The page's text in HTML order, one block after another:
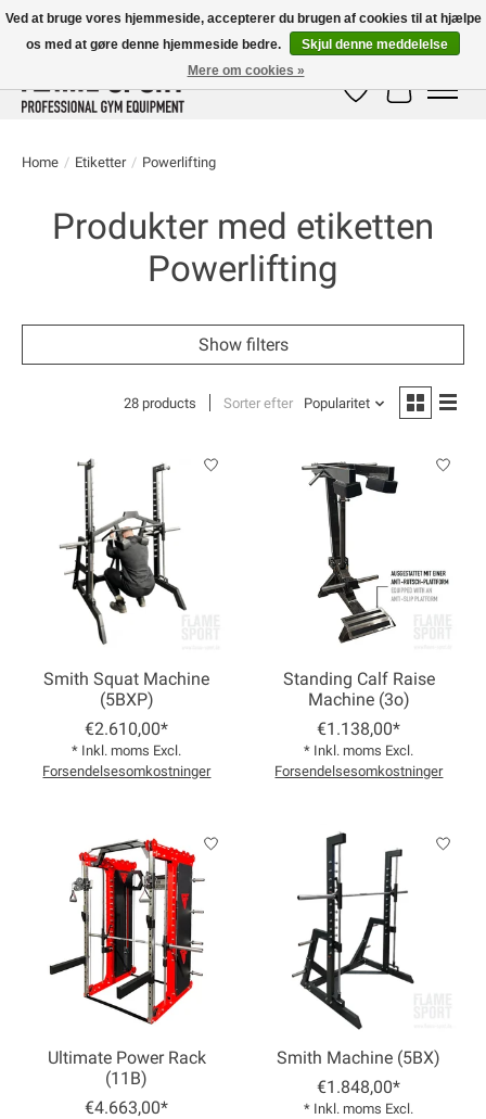
E-MAIL:info@flame-sport.deTEL.: +49 1525 9705 011
Ønskeseddel
Home / Etiketter / Powerlifting
Produkter med etiketten
Powerlifting
Show filters
28 products Sorter efter Popularitet
Smith Squat Machine
(5BXP)
€2.610,00*
* Inkl. moms Excl.
Forsendelsesomkostninger
Standing Calf Raise
Machine (3o)
€1.138,00*
* Inkl. moms Excl.
Forsendelsesomkostninger
Ultimate Power Rack
(11B)
€4.663,00*
Smith Machine (5BX)
€1.848,00*
* Inkl. moms Excl.
Ved at bruge vores hjemmeside, accepterer du brugen af ​​cookies til at hjælpe
os med at gøre denne hjemmeside bedre.
Skjul denne meddelelse
Mere om cookies »